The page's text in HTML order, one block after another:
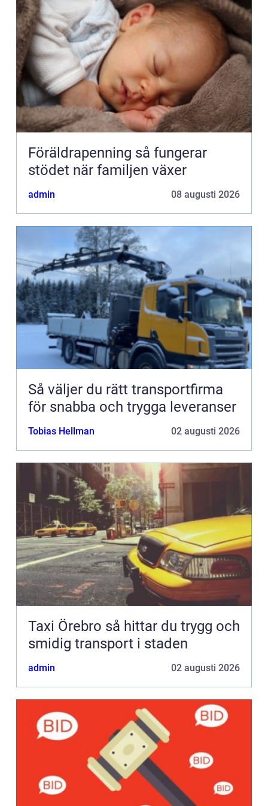
Föräldrapenning så fungerar
stödet när familjen växer
admin 08 augusti 2026
Så väljer du rätt transportfirma
för snabba och trygga leveranser
Tobias Hellman 02 augusti 2026
Taxi Örebro så hittar du trygg och
smidig transport i staden
admin 02 augusti 2026